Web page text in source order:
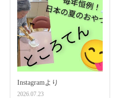
Instagramより
2026.07.23